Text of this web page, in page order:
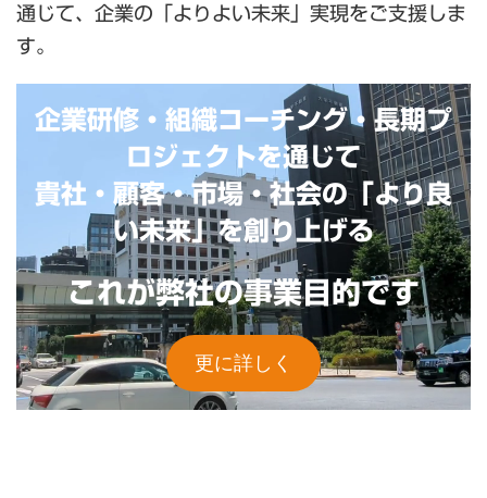
通じて、企業の「よりよい未来」実現をご支援しま
す。
企業研修・組織コーチング・長期プ
ロジェクトを通じて
貴社・顧客・市場・社会の「より良
い未来」を創り上げる
これが弊社の事業目的です
更に詳しく